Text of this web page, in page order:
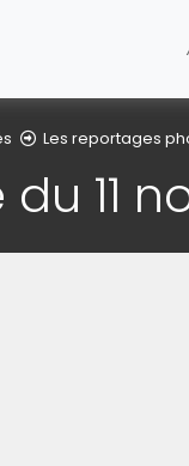
Les reportages
11